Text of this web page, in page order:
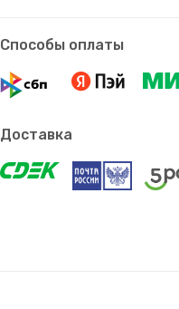
Способы оплаты
Доставка